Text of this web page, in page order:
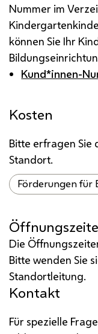
Nummer im
können Sie Ihr
Kund*innen-
Kosten
Bitte erfragen Sie
Standort.
Förderungen für
Die
Bitte wenden Sie
Standortleitung.
Kontakt
Für spezielle